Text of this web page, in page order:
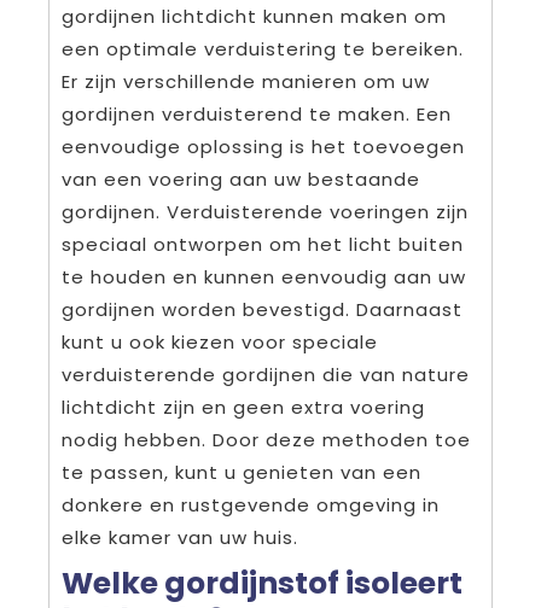
gordijnen lichtdicht kunnen maken om
een optimale verduistering te bereiken.
Er zijn verschillende manieren om uw
gordijnen verduisterend te maken. Een
eenvoudige oplossing is het toevoegen
van een voering aan uw bestaande
gordijnen. Verduisterende voeringen zijn
speciaal ontworpen om het licht buiten
te houden en kunnen eenvoudig aan uw
gordijnen worden bevestigd. Daarnaast
kunt u ook kiezen voor speciale
verduisterende gordijnen die van nature
lichtdicht zijn en geen extra voering
nodig hebben. Door deze methoden toe
te passen, kunt u genieten van een
donkere en rustgevende omgeving in
elke kamer van uw huis.
Welke gordijnstof isoleert